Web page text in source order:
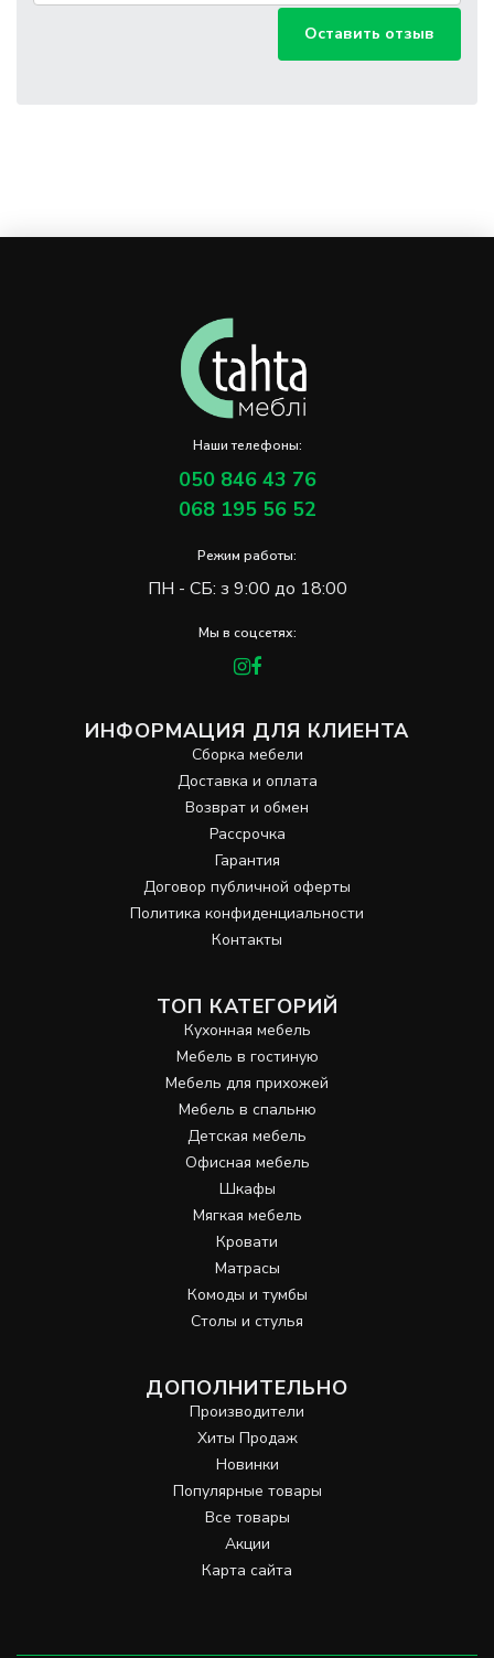
Оставить отзыв
Наши телефоны:
050 846 43 76
068 195 56 52
Режим работы:
ПН - СБ: з 9:00 до 18:00
Мы в соцсетях:
ИНФОРМАЦИЯ ДЛЯ КЛИЕНТА
Сборка мебели
Доставка и оплата
Возврат и обмен
Рассрочка
Гарантия
Договор публичной оферты
Политика конфиденциальности
Контакты
ТОП КАТЕГОРИЙ
Кухонная мебель
Мебель в гостиную
Мебель для прихожей
Мебель в спальню
Детская мебель
Офисная мебель
Шкафы
Мягкая мебель
Кровати
Матрасы
Комоды и тумбы
Столы и стулья
ДОПОЛНИТЕЛЬНО
Производители
Хиты Продаж
Новинки
Популярные товары
Все товары
Акции
Карта сайта